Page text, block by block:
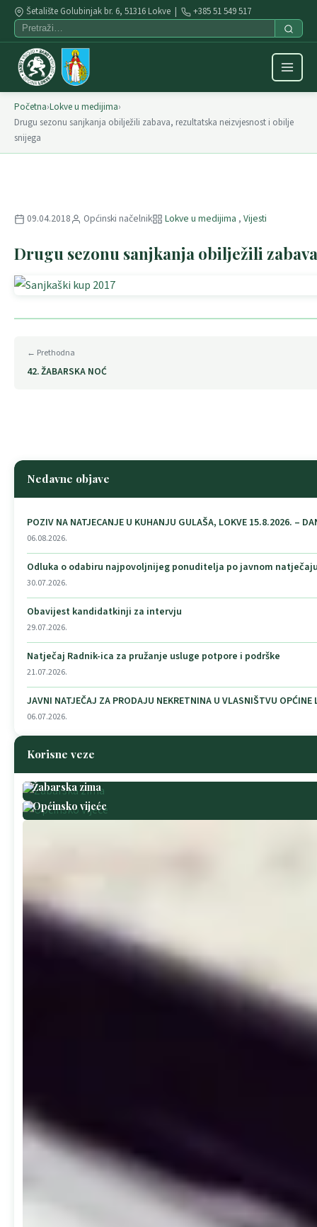
Šetalište Golubinjak br. 6, 51316 Lokve | +385 51 549 517
Početna›Lokve u medijima›
Drugu sezonu sanjkanja obilježili zabava, rezultatska neizvjesnost i obilje
snijega
09.04.2018 Općinski načelnik Lokve u medijima , Vijesti
Drugu sezonu sanjkanja obilježili
← Prethodna
42. ŽABARSKA NOĆ
Nedavne objave
POZIV NA NATJECANJE U KUHANJU GULAŠA, LOKVE 15.8.2026. –
06.08.2026.
Odluka o odabiru najpovoljnijeg ponuditelja po javnom
30.07.2026.
Obavijest kandidatkinji za intervju
29.07.2026.
Natječaj Radnik-ica za pružanje usluge potpore i podrške
21.07.2026.
JAVNI NATJEČAJ ZA PRODAJU NEKRETNINA U VLASNIŠTVU OPĆINE
06.07.2026.
Korisne veze
Žabarska zima
Općinsko vijeće